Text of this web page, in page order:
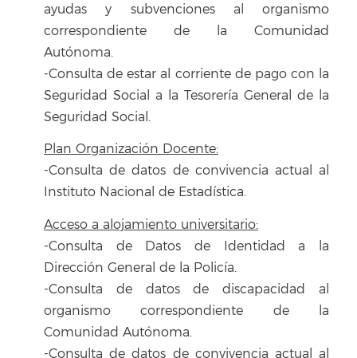
ayudas y subvenciones al organismo
correspondiente de la Comunidad
Autónoma.
-Consulta de estar al corriente de pago con la
Seguridad Social a la Tesorería General de la
Seguridad Social.
Plan Organización Docente:
-Consulta de datos de convivencia actual al
Instituto Nacional de Estadística.
Acceso a alojamiento universitario:
-Consulta de Datos de Identidad a la
Dirección General de la Policía.
-Consulta de datos de discapacidad al
organismo correspondiente de la
Comunidad Autónoma.
-Consulta de datos de convivencia actual al